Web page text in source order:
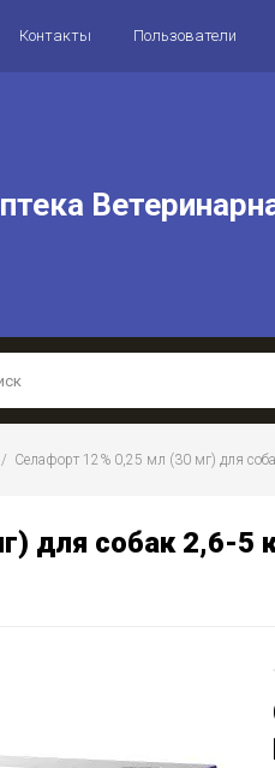
Контакты Пользователи
/  Селафорт 12% 0,25 мл (30 мг) для
для собак 2,6-5